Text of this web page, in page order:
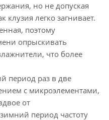
но не допуская
клузия легко загнивает.
поэтому
опрыскивать
что более
период раз в две
с микроэлементами,
от
период частоту